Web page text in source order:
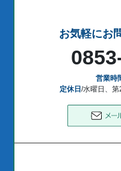
お気軽にお
営業時
定休日 /水曜日、